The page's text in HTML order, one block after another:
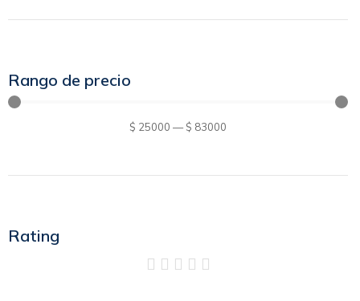
Rango de precio
$ 25000 — $ 83000
Rating